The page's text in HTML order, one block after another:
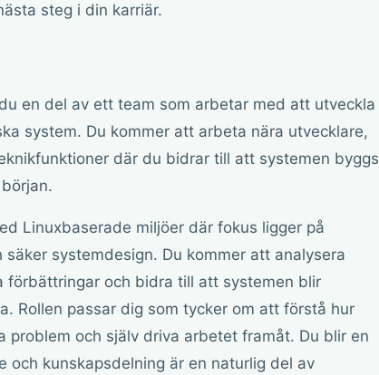
steg i din karriär.
en del av ett team som arbetar med att utveckla
system. Du kommer att arbeta nära utvecklare,
där du bidrar till att systemen byggs
Linuxbaserade miljöer där fokus ligger på
systemdesign. Du kommer att analysera
förbättringar och bidra till att systemen blir
Rollen passar dig som tycker om att förstå hur
problem och själv driva arbetet framåt. Du blir en
och kunskapsdelning är en naturlig del av